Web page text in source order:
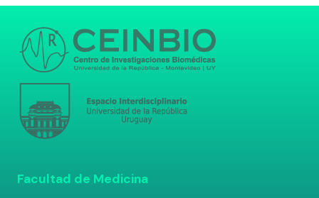
Facultad de Medicina